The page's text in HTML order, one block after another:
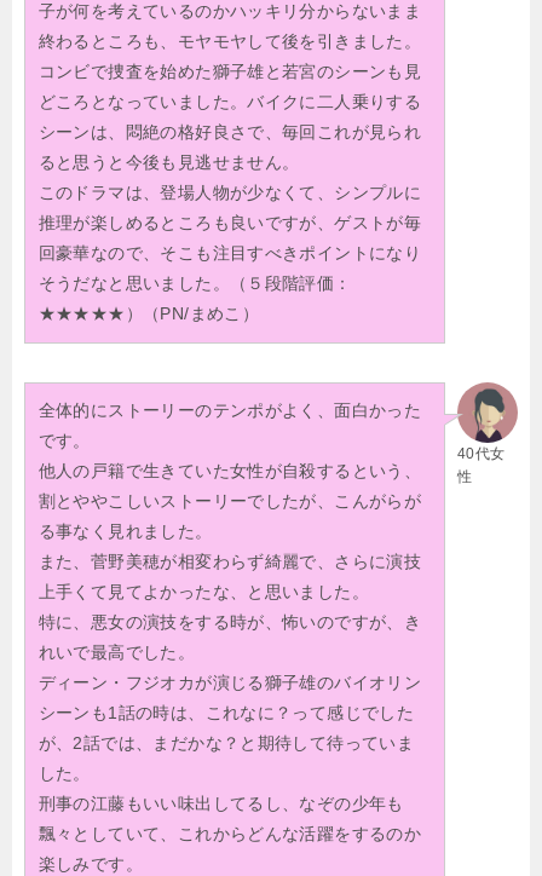
子が何を考えているのかハッキリ分からないまま
終わるところも、モヤモヤして後を引きました。
コンビで捜査を始めた獅子雄と若宮のシーンも見
どころとなっていました。バイクに二人乗りする
シーンは、悶絶の格好良さで、毎回これが見られ
ると思うと今後も見逃せません。
このドラマは、登場人物が少なくて、シンプルに
推理が楽しめるところも良いですが、ゲストが毎
回豪華なので、そこも注目すべきポイントになり
そうだなと思いました。（５段階評価：
★★★★★）（PN/まめこ）
40代女
性
全体的にストーリーのテンポがよく、面白かった
です。
他人の戸籍で生きていた女性が自殺するという、
割とややこしいストーリーでしたが、こんがらが
る事なく見れました。
また、菅野美穂が相変わらず綺麗で、さらに演技
上手くて見てよかったな、と思いました。
特に、悪女の演技をする時が、怖いのですが、き
れいで最高でした。
ディーン・フジオカが演じる獅子雄のバイオリン
シーンも1話の時は、これなに？って感じでした
が、2話では、まだかな？と期待して待っていま
した。
刑事の江藤もいい味出してるし、なぞの少年も
飄々としていて、これからどんな活躍をするのか
楽しみです。